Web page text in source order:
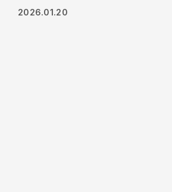
2026.01.20